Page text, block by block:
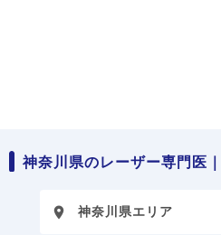
神奈川県のレーザー専門医｜
place 神奈川県エリア